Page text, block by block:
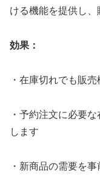
ける機能を提供し、
効果：
・在庫切れでも販
・予約注文に必要
します
・新商品の需要を